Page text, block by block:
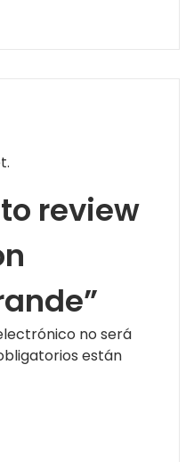
review
no será
están